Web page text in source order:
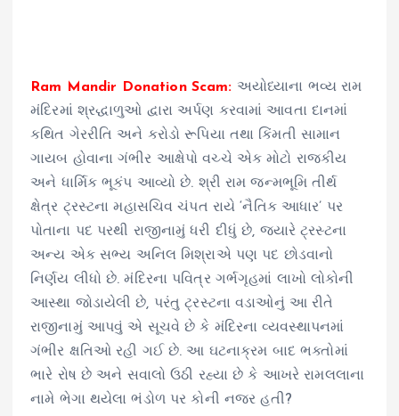
Ram Mandir Donation Scam: અયોધ્યાના ભવ્ય રામ
મંદિરમાં શ્રદ્ધાળુઓ દ્વારા અર્પણ કરવામાં આવતા દાનમાં
કથિત ગેરરીતિ અને કરોડો રૂપિયા તથા કિંમતી સામાન
ગાયબ હોવાના ગંભીર આક્ષેપો વચ્ચે એક મોટો રાજકીય
અને ધાર્મિક ભૂકંપ આવ્યો છે. શ્રી રામ જન્મભૂમિ તીર્થ
ક્ષેત્ર ટ્રસ્ટના મહાસચિવ ચંપત રાયે ‘નૈતિક આધાર’ પર
પોતાના પદ પરથી રાજીનામું ધરી દીધું છે, જ્યારે ટ્રસ્ટના
અન્ય એક સભ્ય અનિલ મિશ્રાએ પણ પદ છોડવાનો
નિર્ણય લીધો છે. મંદિરના પવિત્ર ગર્ભગૃહમાં લાખો લોકોની
આસ્થા જોડાયેલી છે, પરંતુ ટ્રસ્ટના વડાઓનું આ રીતે
રાજીનામું આપવું એ સૂચવે છે કે મંદિરના વ્યવસ્થાપનમાં
ગંભીર ક્ષતિઓ રહી ગઈ છે. આ ઘટનાક્રમ બાદ ભક્તોમાં
ભારે રોષ છે અને સવાલો ઉઠી રહ્યા છે કે આખરે રામલલાના
નામે ભેગા થયેલા ભંડોળ પર કોની નજર હતી?